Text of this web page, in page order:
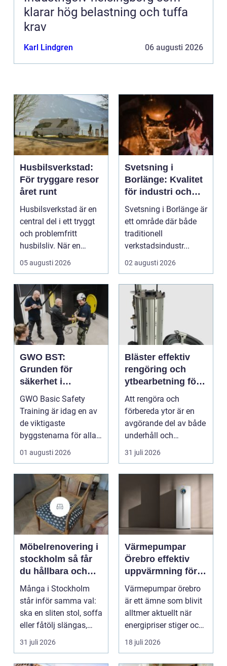
klarar hög belastning och tuffa
krav
Karl Lindgren 06 augusti 2026
Husbilsverkstad:
För tryggare resor
året runt
Husbilsverkstad är en
central del i ett tryggt
och problemfritt
husbilsliv. När en
husbil ...
05 augusti 2026
Svetsning i
Borlänge: Kvalitet
för industri och
konstruktion
Svetsning i Borlänge är
ett område där både
traditionell
verkstadsindustr...
02 augusti 2026
GWO BST:
Grunden för
säkerhet i
vindkraftsbransch
en
GWO Basic Safety
Training är idag en av
de viktigaste
byggstenarna för alla
som vill arbet...
01 augusti 2026
Bläster effektiv
rengöring och
ytbearbetning för
proffs och
hantverkare
Att rengöra och
förbereda ytor är en
avgörande del av både
underhåll och
renovering. Färg, rost,
smu...
31 juli 2026
Möbelrenovering i
stockholm så får
du hållbara och
vackra möbler
Många i Stockholm
står inför samma val:
ska en sliten stol, soffa
eller fåtölj slängas,
säljas billi...
31 juli 2026
Värmepumpar
Örebro effektiv
uppvärmning för
hus och
fastigheter
Värmepumpar örebro
är ett ämne som blivit
alltmer aktuellt när
energipriser stiger och
fler vill sän...
18 juli 2026